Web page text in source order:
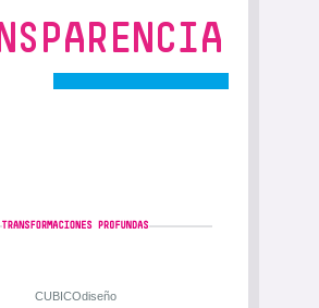
CUBICOdiseño